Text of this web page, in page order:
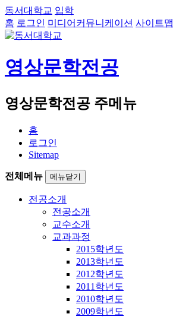
동서대학교 입학
홈 로그인 미디어커뮤니케이션 사이트맵
영상문학전공
영상문학전공 주메뉴
홈
로그인
Sitemap
전체메뉴 메뉴닫기
전공소개
전공소개
교수소개
교과과정
2015학년도
2013학년도
2012학년도
2011학년도
2010학년도
2009학년도